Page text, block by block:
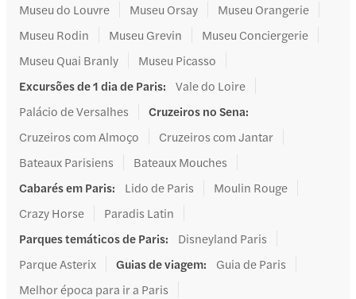
Museu do Louvre
Museu Orsay
Museu Orangerie
Museu Rodin
Museu Grevin
Museu Conciergerie
Museu Quai Branly
Museu Picasso
Excursões de 1 dia de Paris:
Vale do Loire
Palácio de Versalhes
Cruzeiros no Sena:
Cruzeiros com Almoço
Cruzeiros com Jantar
Bateaux Parisiens
Bateaux Mouches
Cabarés em Paris: Lido de Paris
Moulin Rouge
Crazy Horse
Paradis Latin
Parques temáticos de Paris:
Disneyland Paris
Parque Asterix
Guias de viagem:
Guia de Paris
Melhor época para ir a Paris